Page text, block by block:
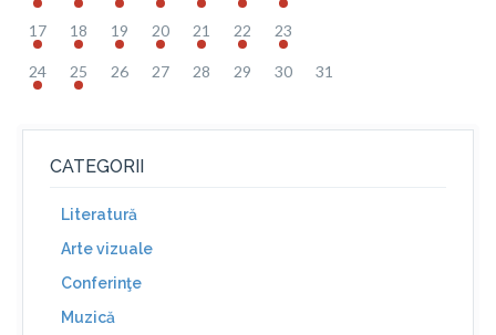
17 18 19 20 21 22 23
24 25 26 27 28 29 30 31
CATEGORII
Literatură
Arte vizuale
Conferinţe
Muzică